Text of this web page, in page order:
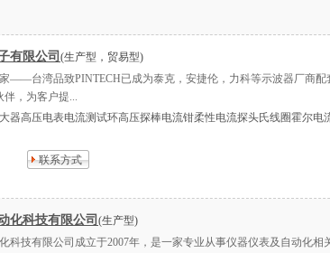
有限公司 (生产型，贸易型)
——台湾品致PINTECH已成为泰克，安捷伦，力科等示波器厂商配
伴，为客户提...
器高压电表电流测试环高压探棒电流钳柔性电流探头氏线圈霍尔电
联系方式
化科技有限公司 (生产型)
科技有限公司成立于2007年，是一家专业从事仪器仪表及自动化相